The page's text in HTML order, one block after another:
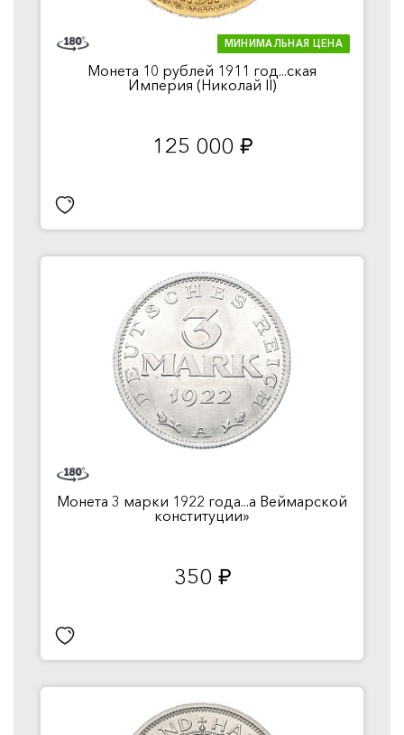
МИНИМАЛЬНАЯ ЦЕНА
Монета 10 рублей 1911 год...ская
Империя (Николай II)
125 000 руб.
Монета 3 марки 1922 года...а Веймарской
конституции»
350 руб.